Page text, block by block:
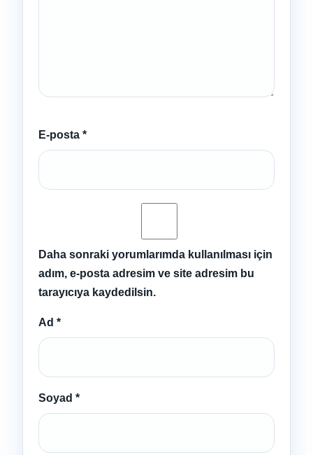
E-posta *
Daha sonraki yorumlarımda kullanılması için
adım, e-posta adresim ve site adresim bu
tarayıcıya kaydedilsin.
Ad *
Soyad *